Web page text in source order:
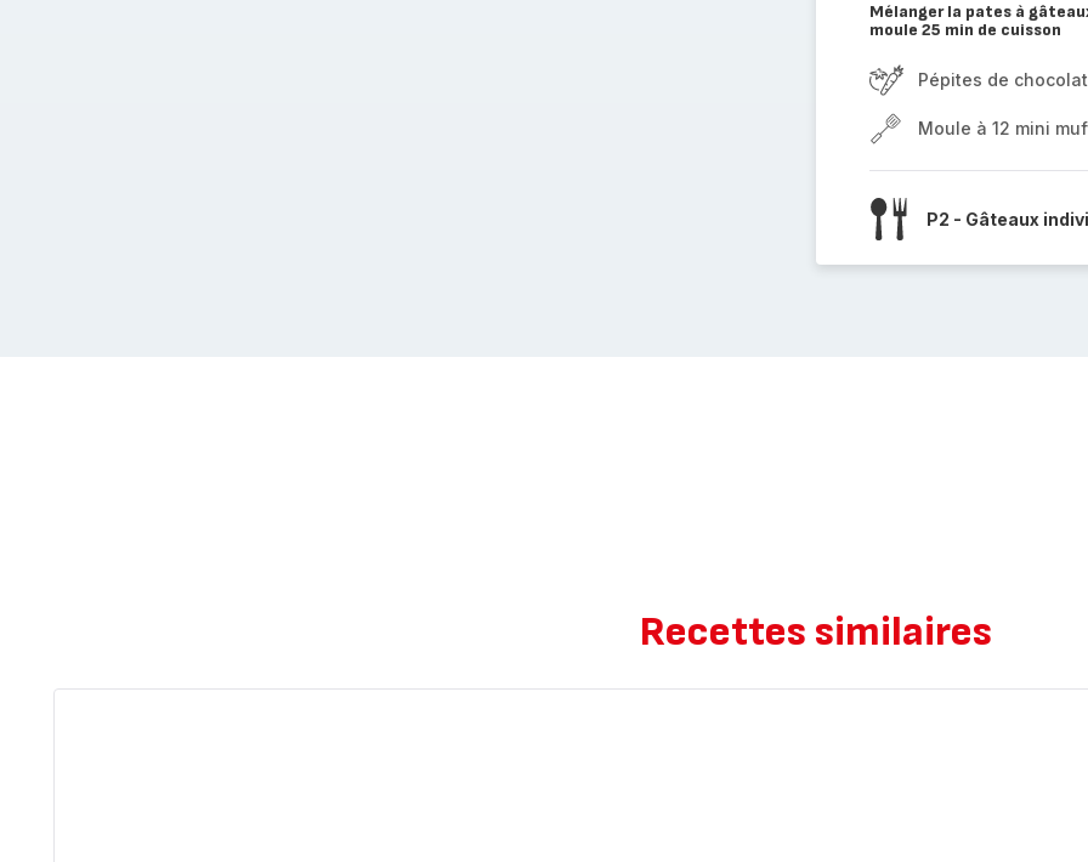
Mélanger la pates à
moule 25 min de cuisson
Pépites de chocolat
Moule à 12 mini
P2 - Gâteaux
Recettes similaires